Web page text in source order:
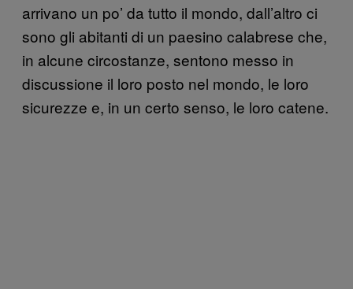
arrivano un po’ da tutto il mondo, dall’altro ci
sono gli abitanti di un paesino calabrese che,
in alcune circostanze, sentono messo in
discussione il loro posto nel mondo, le loro
sicurezze e, in un certo senso, le loro catene.